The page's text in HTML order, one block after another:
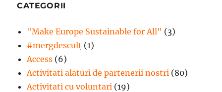
CATEGORII
"Make Europe Sustainable for All" (3)
#mergdesculţ (1)
Access (6)
Activitati alaturi de partenerii nostri (80)
Activitati cu voluntari (19)